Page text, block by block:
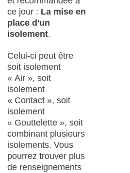
ce jour : La mise en
place d'un
isolement.
Celui-ci peut être
soit isolement
« Air », soit
isolement
« Contact », soit
isolement
« Gouttelette », soit
combinant plusieurs
isolements. Vous
pourrez trouver plus
de renseignements